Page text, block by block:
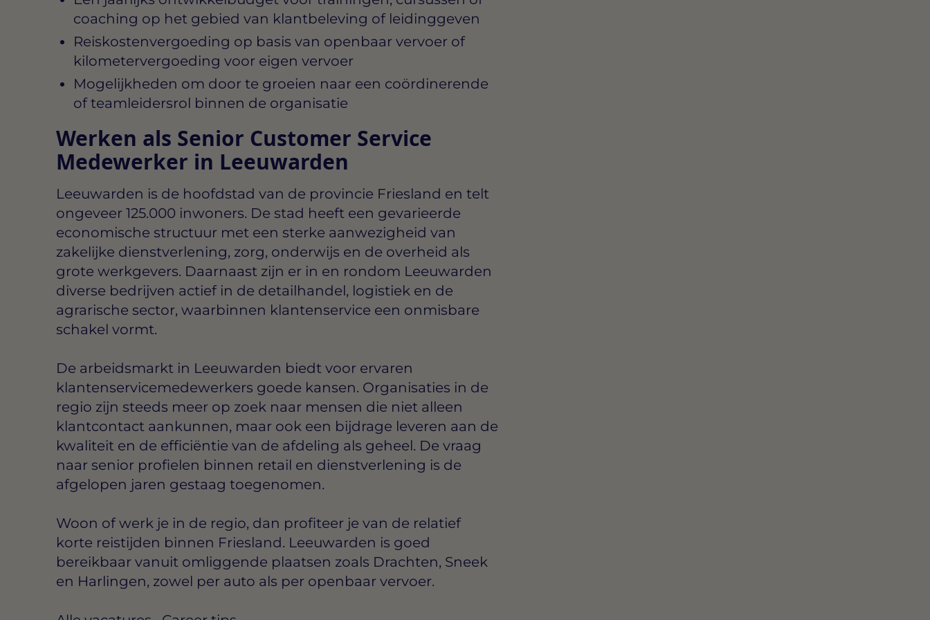
coaching op het gebied van klantbeleving of leidinggeven
Reiskostenvergoeding op basis van openbaar vervoer of
kilometervergoeding voor eigen vervoer
Mogelijkheden om door te groeien naar een coördinerende
of teamleidersrol binnen de organisatie
Werken als Senior Customer Service
Medewerker in Leeuwarden
Leeuwarden is de hoofdstad van de provincie Friesland en telt
ongeveer 125.000 inwoners. De stad heeft een gevarieerde
economische structuur met een sterke aanwezigheid van
zakelijke dienstverlening, zorg, onderwijs en de overheid als
grote werkgevers. Daarnaast zijn er in en rondom Leeuwarden
diverse bedrijven actief in de detailhandel, logistiek en de
agrarische sector, waarbinnen klantenservice een onmisbare
schakel vormt.
De arbeidsmarkt in Leeuwarden biedt voor ervaren
klantenservicemedewerkers goede kansen. Organisaties in de
regio zijn steeds meer op zoek naar mensen die niet alleen
klantcontact aankunnen, maar ook een bijdrage leveren aan de
kwaliteit en de efficiëntie van de afdeling als geheel. De vraag
naar senior profielen binnen retail en dienstverlening is de
afgelopen jaren gestaag toegenomen.
Woon of werk je in de regio, dan profiteer je van de relatief
korte reistijden binnen Friesland. Leeuwarden is goed
bereikbaar vanuit omliggende plaatsen zoals Drachten, Sneek
en Harlingen, zowel per auto als per openbaar vervoer.